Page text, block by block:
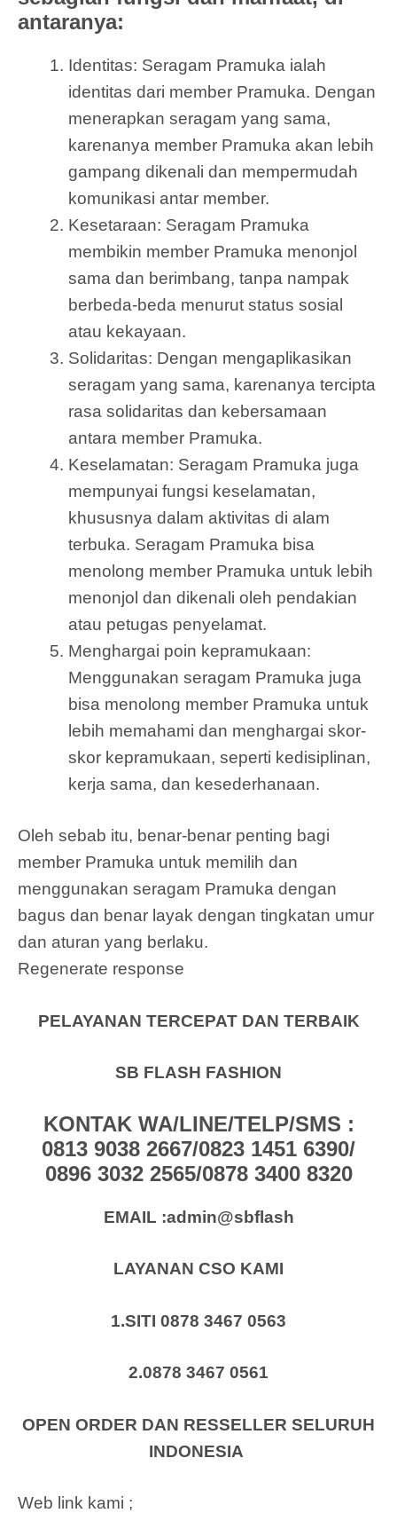
antaranya:
Identitas: Seragam Pramuka ialah
identitas dari member Pramuka. Dengan
menerapkan seragam yang sama,
karenanya member Pramuka akan lebih
gampang dikenali dan mempermudah
komunikasi antar member.
Kesetaraan: Seragam Pramuka
membikin member Pramuka menonjol
sama dan berimbang, tanpa nampak
berbeda-beda menurut status sosial
atau kekayaan.
Solidaritas: Dengan mengaplikasikan
seragam yang sama, karenanya tercipta
rasa solidaritas dan kebersamaan
antara member Pramuka.
Keselamatan: Seragam Pramuka juga
mempunyai fungsi keselamatan,
khususnya dalam aktivitas di alam
terbuka. Seragam Pramuka bisa
menolong member Pramuka untuk lebih
menonjol dan dikenali oleh pendakian
atau petugas penyelamat.
Menghargai poin kepramukaan:
Menggunakan seragam Pramuka juga
bisa menolong member Pramuka untuk
lebih memahami dan menghargai skor-
skor kepramukaan, seperti kedisiplinan,
kerja sama, dan kesederhanaan.
Oleh sebab itu, benar-benar penting bagi
member Pramuka untuk memilih dan
menggunakan seragam Pramuka dengan
bagus dan benar layak dengan tingkatan umur
dan aturan yang berlaku.
Regenerate response
PELAYANAN TERCEPAT DAN TERBAIK
SB FLASH FASHION
KONTAK WA/LINE/TELP/SMS :
0813 9038 2667/0823 1451 6390/
0896 3032 2565/0878 3400 8320
EMAIL :admin@sbflash
LAYANAN CSO KAMI
1.SITI 0878 3467 0563
2.0878 3467 0561
OPEN ORDER DAN RESSELLER SELURUH
INDONESIA
Web link kami ;